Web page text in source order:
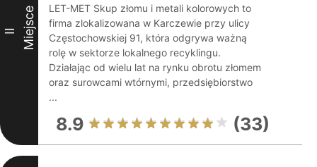
II Miejsce
LET-MET Skup złomu i metali kolorowych to
firma zlokalizowana w Karczewie przy ulicy
Częstochowskiej 91, która odgrywa ważną
rolę w sektorze lokalnego recyklingu.
Działając od wielu lat na rynku obrotu złomem
oraz surowcami wtórnymi, przedsiębiorstwo
...
8.9 (33)